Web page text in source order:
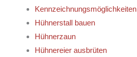
Kennzeichnungsmöglichkeiten
Hühnerstall bauen
Hühnerzaun
Hühnereier ausbrüten